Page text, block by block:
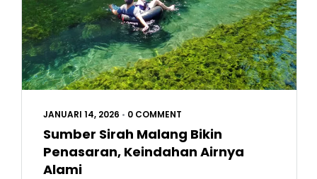
JANUARI 14, 2026 • 0 COMMENT
Sumber Sirah Malang Bikin
Penasaran, Keindahan Airnya
Alami